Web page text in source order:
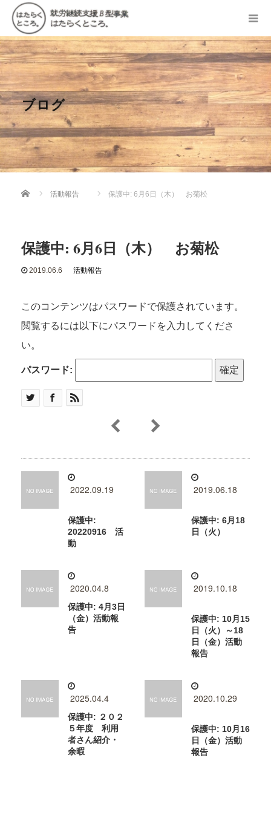
ブログ
Home 活動報告 保護中: 6月6日（木） お菊松
保護中: 6月6日（木） お菊松
2019.06.6 活動報告
このコンテンツはパスワードで保護されています。
閲覧するには以下にパスワードを入力してくださ
い。
パスワード:
2022.09.19
保護中:
20220916 活
動
2019.06.18
保護中: 6月18
日（火）
2020.04.8
保護中: 4月3日
（金）活動報
告
2019.10.18
保護中: 10月15
日（火）～18
日（金）活動
報告
2025.04.4
保護中: ２０２
５年度 利用
者さん紹介・
余暇
2020.10.29
保護中: 10月16
日（金）活動
報告